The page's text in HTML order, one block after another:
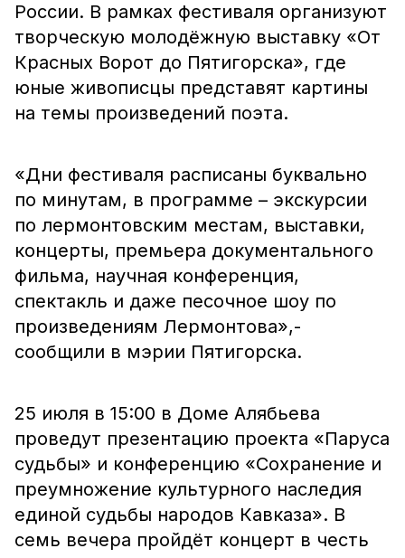
России. В рамках фестиваля организуют
творческую молодёжную выставку «От
Красных Ворот до Пятигорска», где
юные живописцы представят картины
на темы произведений поэта.
«Дни фестиваля расписаны буквально
по минутам, в программе – экскурсии
по лермонтовским местам, выставки,
концерты, премьера документального
фильма, научная конференция,
спектакль и даже песочное шоу по
произведениям Лермонтова»,-
сообщили в мэрии Пятигорска.
25 июля в 15:00 в Доме Алябьева
проведут презентацию проекта «Паруса
судьбы» и конференцию «Сохранение и
преумножение культурного наследия
единой судьбы народов Кавказа». В
семь вечера пройдёт концерт в честь